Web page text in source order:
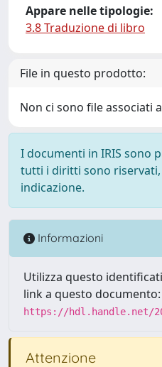
Appare nelle tipologie:
3.8 Traduzione di libro
File in questo prodotto:
Non ci sono file associati
I documenti in IRIS sono
tutti i diritti sono riservati,
indicazione.
Informazioni
Utilizza questo
link a questo documento:
https://hdl.handle.net/
Attenzione